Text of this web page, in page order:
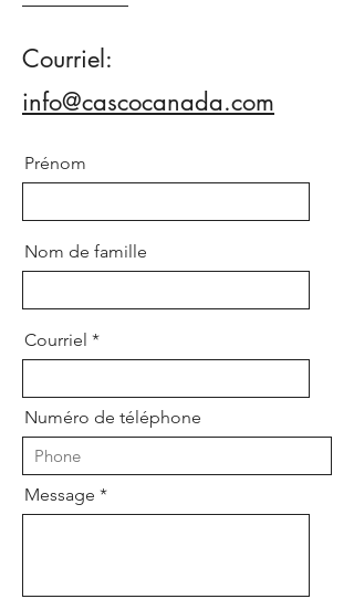
Courriel:
info@cascocanada.com
Prénom
Nom de famille
Courriel
Numéro de téléphone
Message